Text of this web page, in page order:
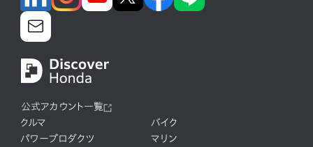
公式アカウント一覧
クルマ
バイク
パワープロダクツ
マリン